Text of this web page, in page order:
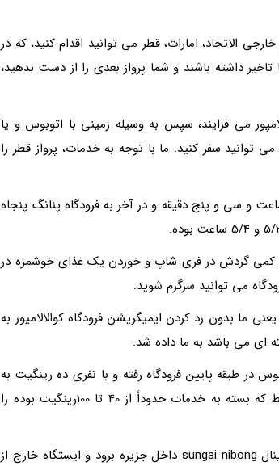
الاتحاد، امارات، قطر مى توانید اقدام کنید، که در
داشته باشند و شما پرواز بعدى را از دست بدهید،
مى فرایند، سپس به وسیله زمینى با اتوبوس و یا
توانید سفر کنید. ما با توجه به خدمات، پرواز قطر را
و سى و پنج دقیقه و در آخر به فرودگاه پنانگ پنجاه
با کمى گردش در فرى شاپ و خوردن یک غذاى خوشمزه در
مى توانید سرگرم شوید.
ما بدون رد کردن ایمیگریشن فرودگاه کوالالامپور به
اى مى باشد به ما داده شد.
در طبقه پایین فرودگاه رفته و با نفرى ده رینگیت به
ترمینال پودورایا مى روید، شرکتهاى اتوبوسرانى مختلفى آنجا هست، بلیط که بسته به خدمات حدوداً از 40 تا 100رینگیت بوده را
تقریباً پنج ساعت در راه هستید. فقط حتماً تاکید کنید که اتوبوس به ترمینال sungai nibong داخل جزیره برود و ایستگاه خارج از